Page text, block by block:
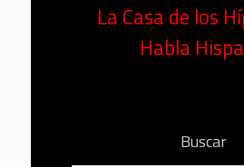
La Casa de los
Habla
Buscar